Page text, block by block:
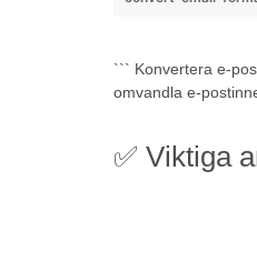
``` Konvertera e-
omvandla e-
✅ Viktiga